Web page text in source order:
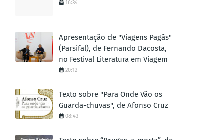
16:34
Apresentação de "Viagens Pagãs"
(Parsifal), de Fernando Dacosta,
no Festival Literatura em Viagem
20:12
Texto sobre "Para Onde Vão os
Guarda-chuvas", de Afonso Cruz
08:43